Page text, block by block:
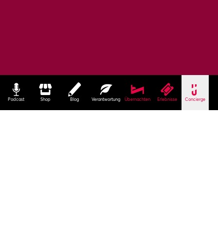
Podcast Shop Blog Verantwortung Übernachten Erlebnisse Concierge